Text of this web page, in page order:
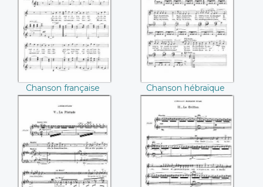
((Maurice Ravel))
Chanson française
(Maurice Ravel)
hébraïque
((Maurice Ravel))
Chanson hébraïque
(Maurice Ravel)
La pintade
((Maurice Ravel))
Le grillon ((Maurice
Ravel))